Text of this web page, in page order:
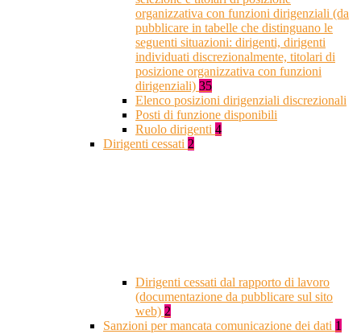
organizzativa con funzioni dirigenziali (da
pubblicare in tabelle che distinguano le
seguenti situazioni: dirigenti, dirigenti
individuati discrezionalmente, titolari di
posizione organizzativa con funzioni
dirigenziali) 35
Elenco posizioni dirigenziali discrezionali
Posti di funzione disponibili
Ruolo dirigenti 4
Dirigenti cessati 2
Dirigenti cessati dal rapporto di lavoro
(documentazione da pubblicare sul sito
web) 2
Sanzioni per mancata comunicazione dei dati 1